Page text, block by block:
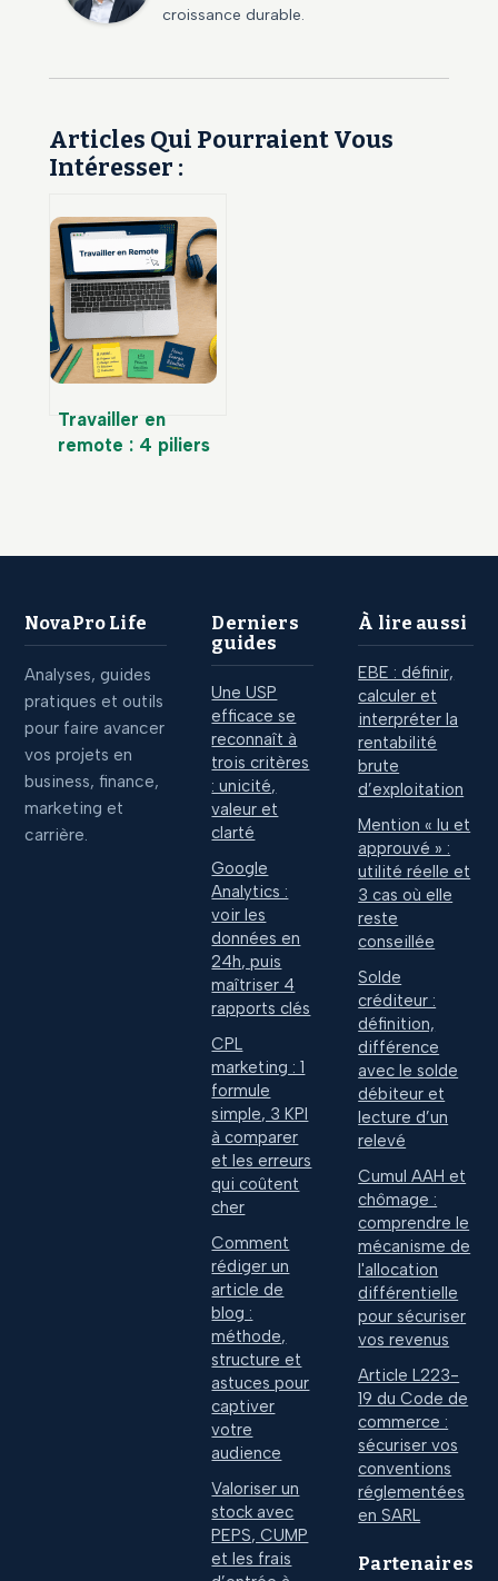
croissance durable.
Articles Qui Pourraient Vous
Intéresser :
Travailler en
remote : 4 piliers
NovaPro Life
Analyses, guides
pratiques et outils
pour faire avancer
vos projets en
business, finance,
marketing et
carrière.
Derniers
guides
Une USP
efficace se
reconnaît à
trois critères
: unicité,
valeur et
clarté
Google
Analytics :
voir les
données en
24h, puis
maîtriser 4
rapports clés
CPL
marketing : 1
formule
simple, 3 KPI
à comparer
et les erreurs
qui coûtent
cher
Comment
rédiger un
article de
blog :
méthode,
structure et
astuces pour
captiver
votre
audience
Valoriser un
stock avec
PEPS, CUMP
et les frais
À lire aussi
EBE : définir,
calculer et
interpréter la
rentabilité
brute
d’exploitation
Mention « lu et
approuvé » :
utilité réelle et
3 cas où elle
reste
conseillée
Solde
créditeur :
définition,
différence
avec le solde
débiteur et
lecture d’un
relevé
Cumul AAH et
chômage :
comprendre le
mécanisme de
l'allocation
différentielle
pour sécuriser
vos revenus
Article L223-
19 du Code de
commerce :
sécuriser vos
conventions
réglementées
en SARL
Partenaires